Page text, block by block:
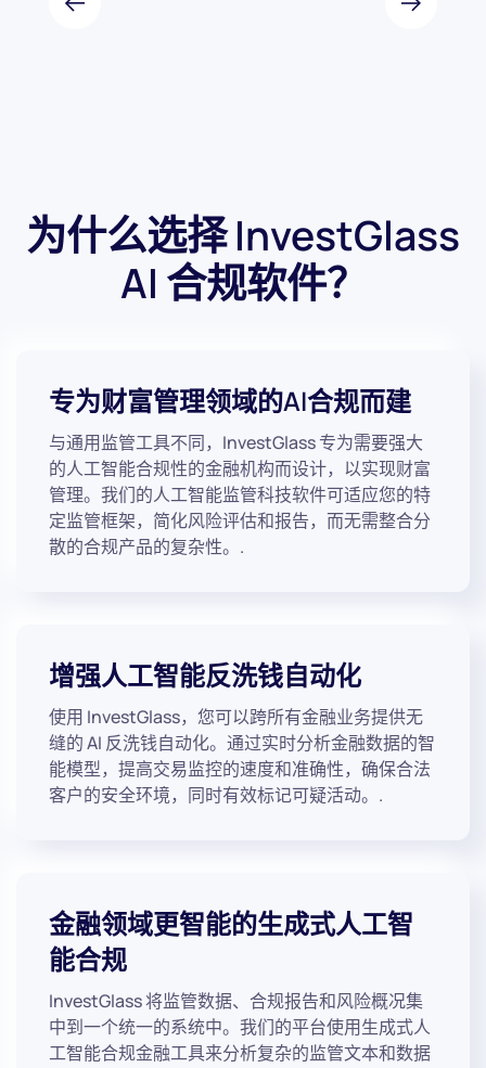
为什么选择 InvestGlass
AI 合规软件？
专为财富管理领域的AI合规而建
与通用监管工具不同，InvestGlass 专为需要强大
的人工智能合规性的金融机构而设计，以实现财富
管理。我们的人工智能监管科技软件可适应您的特
定监管框架，简化风险评估和报告，而无需整合分
散的合规产品的复杂性。.
增强人工智能反洗钱自动化
使用 InvestGlass，您可以跨所有金融业务提供无
缝的 AI 反洗钱自动化。通过实时分析金融数据的智
能模型，提高交易监控的速度和准确性，确保合法
客户的安全环境，同时有效标记可疑活动。.
金融领域更智能的生成式人工智
能合规
InvestGlass 将监管数据、合规报告和风险概况集
中到一个统一的系统中。我们的平台使用生成式人
工智能合规金融工具来分析复杂的监管文本和数据